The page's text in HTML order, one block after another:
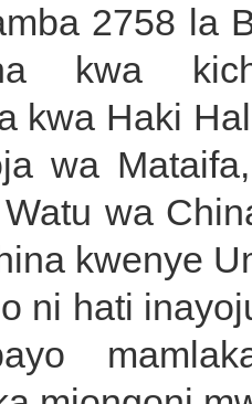
2758 la
kwa
kwa Haki
wa
wa
kwenye
ni hati